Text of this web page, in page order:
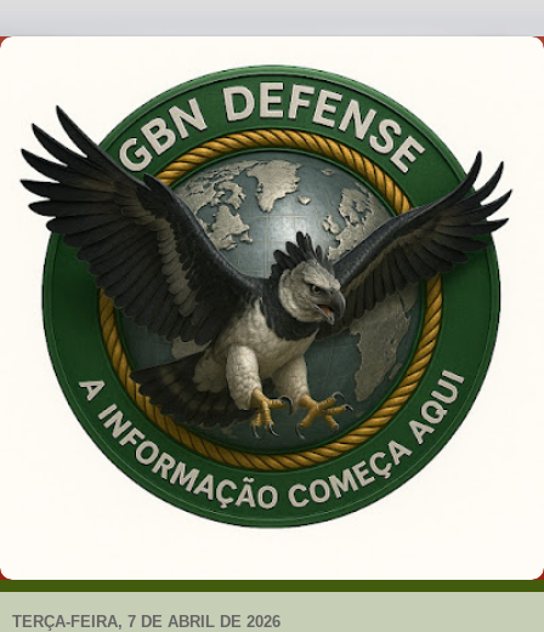
TERÇA-FEIRA, 7 DE ABRIL DE 2026